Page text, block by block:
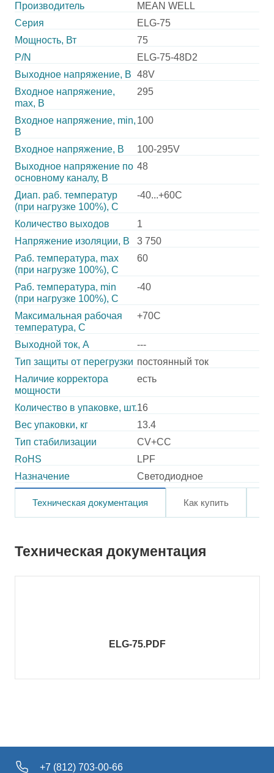
Производитель
MEAN WELL
Серия
ELG-75
Мощность, Вт
75
P/N
ELG-75-48D2
Выходное напряжение, В 48V
Входное напряжение,
max, В
295
Входное напряжение, min,
В
100
Входное напряжение, В
100-295V
Выходное напряжение по
основному каналу, В
48
Диап. раб. температур
(при нагрузке 100%), C
-40...+60C
Количество выходов
1
Напряжение изоляции, В
3 750
Раб. температура, max
(при нагрузке 100%), C
60
Раб. температура, min
(при нагрузке 100%), C
-40
Максимальная рабочая
температура, C
+70C
Выходной ток, А
---
Тип защиты от перегрузки постоянный ток
Наличие корректора
мощности
есть
Количество в упаковке, шт.16
Вес упаковки, кг
13.4
Тип стабилизации
CV+CC
RoHS
LPF
Назначение
Светодиодное
Техническая документация Как купить
Техническая документация
ELG-75.PDF
+7 (812) 703-00-66